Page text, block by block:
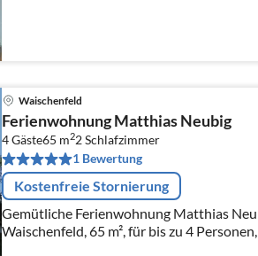
Waischenfeld
Ferienwohnung Matthias Neubig
4 Gäste65 m22Schlafzimmer
1 Bewertung
Kostenfreie Stornierung
Gemütliche Ferienwohnung Matthias
Waischenfeld, 65 m², für bis zu 4